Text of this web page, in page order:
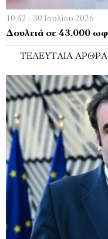
10:42 - 30 Ιουλίου 2026
Δουλειά σε 43.000
ΤΕΛΕΥΤΑΊΑ